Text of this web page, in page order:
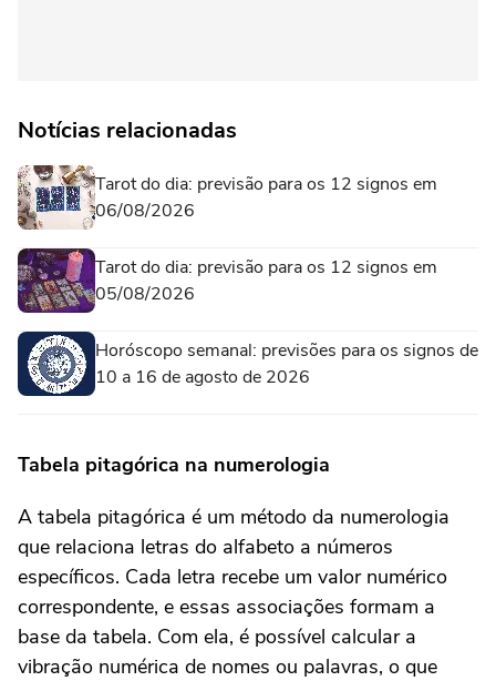
Notícias relacionadas
Tarot do dia: previsão para os 12 signos em
06/08/2026
Tarot do dia: previsão para os 12 signos em
05/08/2026
Horóscopo semanal: previsões para os signos de
10 a 16 de agosto de 2026
Tabela pitagórica na numerologia
A tabela pitagórica é um método da numerologia
que relaciona letras do alfabeto a números
específicos. Cada letra recebe um valor numérico
correspondente, e essas associações formam a
base da tabela. Com ela, é possível calcular a
vibração numérica de nomes ou palavras, o que